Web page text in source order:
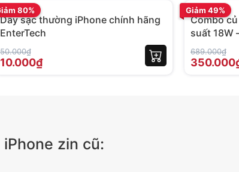
80%
Dây sạc thường iPhone chính hãng
EnterTech
50.000₫
10.000₫
Giảm 49%
Combo
suất 18W
689.000₫
iPhone zin cũ: